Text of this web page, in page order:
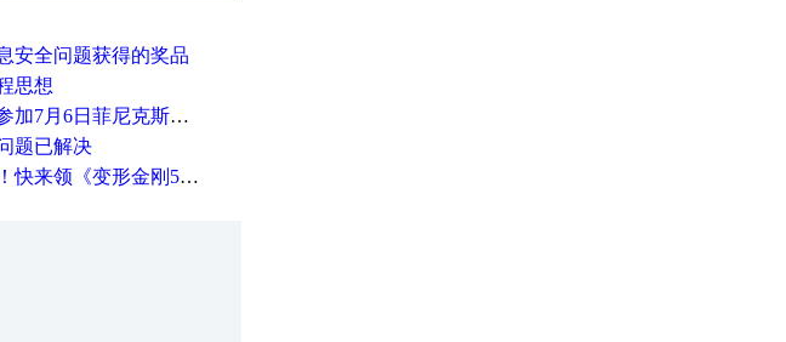
安全问题获得的奖品
思想
6日菲尼克斯在线研讨会即得
题已解决
领《变形金刚5》观影券